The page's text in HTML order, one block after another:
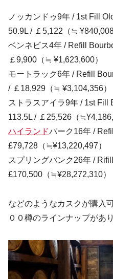
ノッカンドゥ9年 / 1st Fill
50.9L / ￡5,122（≒ ¥840,008
ベンネビス4年 / Refill
￡9,900（≒ ¥1,623,600）
モートラック6年 / Refill
/ ￡18,929（≒ ¥3,104,356）
ストラスアイラ9年 / 1st Fill
113.5L / ￡25,526（
ハイランドパーク16年 /
£79,728（≒¥13,220,497）
スプリングバンク26年 /
£170,500（≒¥28,272,310）
などのようなカスクが購入
００樽のラインナップがあ